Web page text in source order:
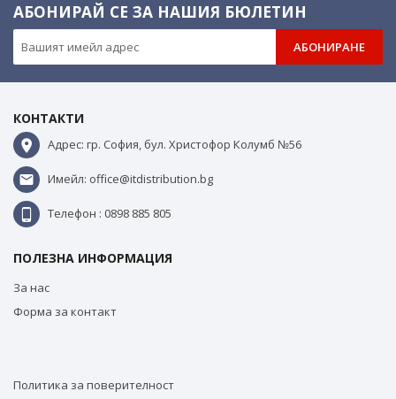
АБОНИРАЙ СЕ ЗА НАШИЯ БЮЛЕТИН
АБОНИРАНЕ
КОНТАКТИ
Адрес: гр. София, бул. Христофор Колумб №56
Имейл: office@itdistribution.bg
Телефон : 0898 885 805
ПОЛЕЗНА ИНФОРМАЦИЯ
За нас
Форма за контакт
Политика за поверителност